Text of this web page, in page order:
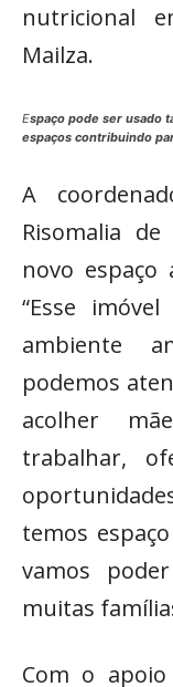
nutricional
Mailza.
Espaço pode ser usado
espaços contribuindo
A
Risomalia
novo espaço
“Esse
ambiente
podemos
acolher
trabalhar,
temos
vamos
muitas
Com o